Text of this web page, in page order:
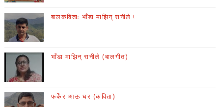
बालकविताः भाँडा माझिन् रानीले !
भाँडा माझिन् रानीले (बालगीत)
फर्केर आऊ घर (कविता)